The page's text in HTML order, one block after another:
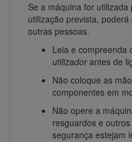
Se a máquina for
utilização prevista,
outras pessoas.
Leia e compreenda
utilizadorantes de
Não coloque as
componentes em
Não opere a
resguardos e
segurança estejam